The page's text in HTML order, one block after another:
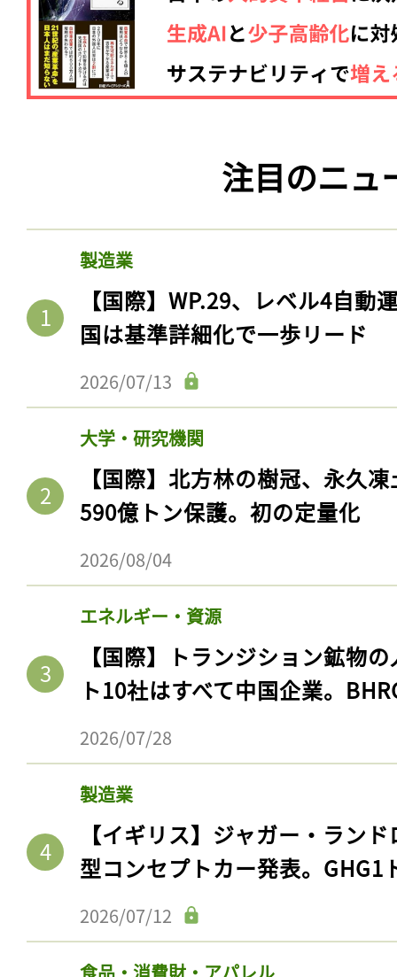
注目のニュ
製造業
【国際】WP.29、レベル4自動
国は基準詳細化で一歩リード
2026/07/13
大学・研究機関
【国際】北方林の樹冠、永久
590億トン保護。初の定量化
2026/08/04
エネルギー・資源
【国際】トランジション鉱物
ト10社はすべて中国企業。
2026/07/28
製造業
【イギリス】ジャガー・ラン
型コンセプトカー発表。GHG1
2026/07/12
食品・消費財・アパレル